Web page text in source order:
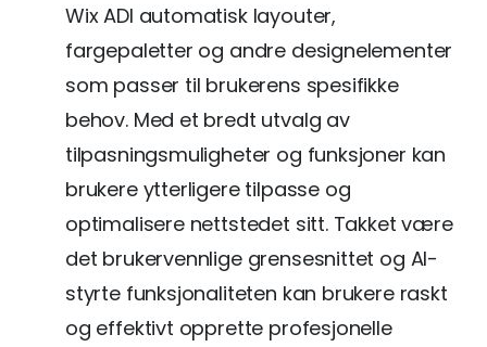
Wix ADI automatisk layouter,
fargepaletter og andre designelementer
som passer til brukerens spesifikke
behov. Med et bredt utvalg av
tilpasningsmuligheter og funksjoner kan
brukere ytterligere tilpasse og
optimalisere nettstedet sitt. Takket være
det brukervennlige grensesnittet og AI-
styrte funksjonaliteten kan brukere raskt
og effektivt opprette profesjonelle